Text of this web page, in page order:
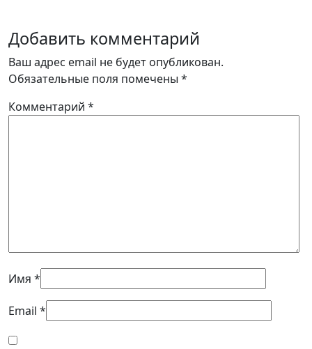
Добавить комментарий
Ваш адрес email не будет опубликован.
Обязательные поля помечены *
Комментарий *
Имя *
Email *